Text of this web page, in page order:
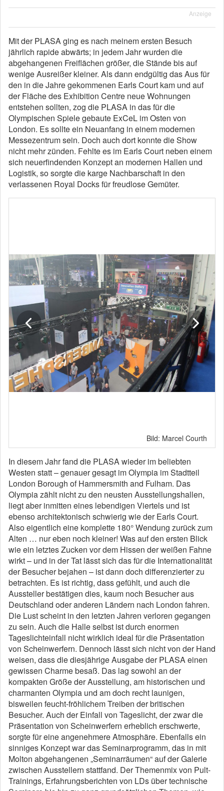
Anzeige
Mit der PLASA ging es nach meinem ersten Besuch
jährlich rapide abwärts; in jedem Jahr wurden die
abgehangenen Freiflächen größer, die Stände bis auf
wenige Ausreißer kleiner. Als dann endgültig das Aus für
den in die Jahre gekommenen Earls Court kam und auf
der Fläche des Exhibition Centre neue Wohnungen
entstehen sollten, zog die PLASA in das für die
Olympischen Spiele gebaute ExCeL im Osten von
London. Es sollte ein Neuanfang in einem modernen
Messezentrum sein. Doch auch dort konnte die Show
nicht mehr zünden. Fehlte es im Earls Court neben einem
sich neuerfindenden Konzept an modernen Hallen und
Logistik, so sorgte die karge Nachbarschaft in den
verlassenen Royal Docks für freudlose Gemüter.
Bild: Marcel Courth
In diesem Jahr fand die PLASA wieder im beliebten
Westen statt – genauer gesagt im Olympia im Stadtteil
London Borough of Hammersmith and Fulham. Das
Olympia zählt nicht zu den neusten Ausstellungshallen,
liegt aber inmitten eines lebendigen Viertels und ist
ebenso architektonisch schwierig wie der Earls Court.
Also eigentlich eine komplette 180° Wendung zurück zum
Alten … nur eben noch kleiner! Was auf den ersten Blick
wie ein letztes Zucken vor dem Hissen der weißen Fahne
wirkt – und in der Tat lässt sich das für die Internationalität
der Besucher bejahen – ist dann doch differenzierter zu
betrachten. Es ist richtig, dass gefühlt, und auch die
Aussteller bestätigen dies, kaum noch Besucher aus
Deutschland oder anderen Ländern nach London fahren.
Die Lust scheint in den letzten Jahren verloren gegangen
zu sein. Auch die Halle selbst ist durch enormen
Tageslichteinfall nicht wirklich ideal für die Präsentation
von Scheinwerfern. Dennoch lässt sich nicht von der Hand
weisen, dass die diesjährige Ausgabe der PLASA einen
gewissen Charme besaß. Das lag sowohl an der
kompakten Größe der Ausstellung, am historischen und
charmanten Olympia und am doch recht launigen,
bisweilen feucht-fröhlichem Treiben der britischen
Besucher. Auch der Einfall von Tageslicht, der zwar die
Präsentation von Scheinwerfern erheblich erschwerte,
sorgte für eine angenehmere Atmosphäre. Ebenfalls ein
sinniges Konzept war das Seminarprogramm, das in mit
Molton abgehangenen „Seminarräumen“ auf der Galerie
zwischen Ausstellern stattfand. Der Themenmix von Pult-
Trainings, Erfahrungsberichten von LDs über technische